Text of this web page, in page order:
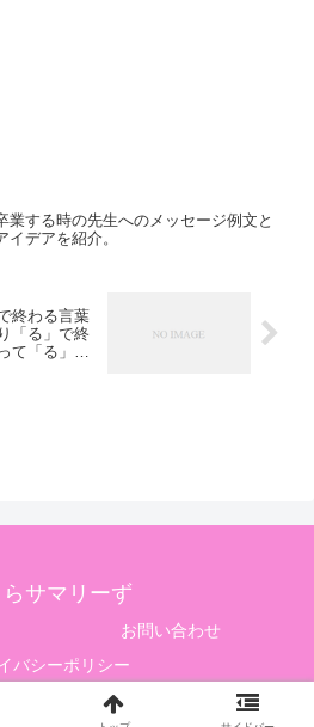
業する時の先生へのメッセージ例文と
イデアを紹介。
終わる言葉
「る」で終
て「る」で
らサマリーず
お問い合わせ
バシーポリシー
らサマリーず All Rights Reserved.